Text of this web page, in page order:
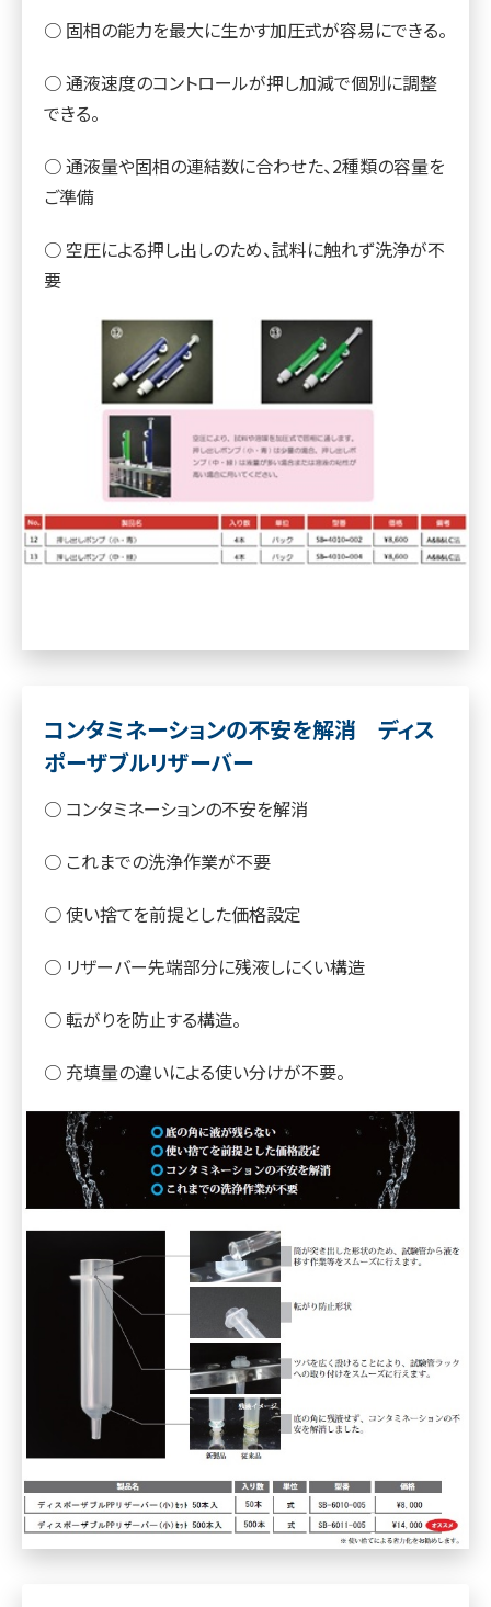
○ 固相の能力を最大に生かす加圧式が容易にできる。
○ 通液速度のコントロールが押し加減で個別に調整
できる。
○ 通液量や固相の連結数に合わせた、2種類の容量を
ご準備
○ 空圧による押し出しのため、試料に触れず洗浄が不
要
コンタミネーションの不安を解消 ディス
ポーザブルリザーバー
○ コンタミネーションの不安を解消
○ これまでの洗浄作業が不要
○ 使い捨てを前提とした価格設定
○ リザーバー先端部分に残液しにくい構造
○ 転がりを防止する構造。
○ 充填量の違いによる使い分けが不要。